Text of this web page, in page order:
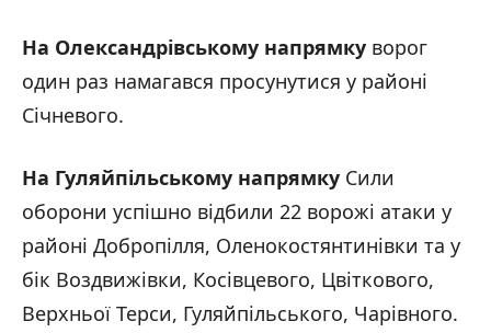
На Олександрівському напрямку ворог
один раз намагався просунутися у районі
Січневого.
На Гуляйпільському напрямку Сили
оборони успішно відбили 22 ворожі атаки у
районі Добропілля, Оленокостянтинівки та у
бік Воздвижівки, Косівцевого, Цвіткового,
Верхньої Терси, Гуляйпільського, Чарівного.